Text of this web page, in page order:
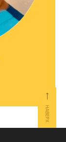
⟵
НАВЕРХ